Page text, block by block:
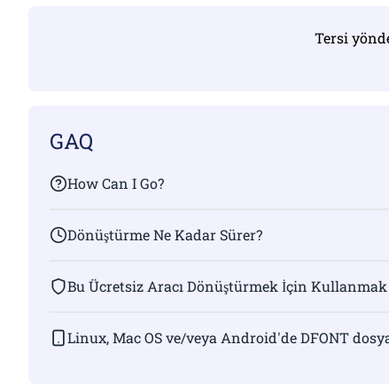
Tersi
GAQ
How Can I Go?
Dönüştürme Ne Kadar Sürer?
Bu Ücretsiz Aracı Dönüştürmek İçin
Linux, Mac OS ve/veya Android'de DFONT